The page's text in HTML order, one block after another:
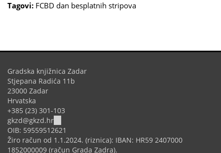
Tagovi: FCBD dan besplatnih stripova
Gradska knjižnica Zadar
Stjepana Radića 11b
23000 Zadar
Hrvatska
+385 (23) 301-103
gkzd@gkzd.hr
sends
e-
mail)
OIB: 59559512621
Žiro račun od 1.1.2024. (riznica): IBAN: HR59 2407000
1852000009 (račun Grada Zadra).